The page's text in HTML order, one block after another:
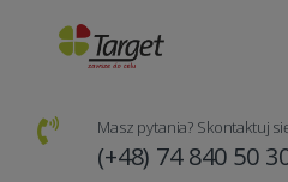
Masz pytania? Skontaktuj
(+48) 74 840 50